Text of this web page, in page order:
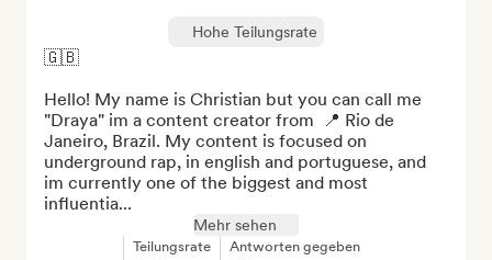
Hohe Teilungsrate
🇬🇧
Hello! My name is Christian but you can call me
"Draya" im a content creator from  📍 Rio de
Janeiro, Brazil. My content is focused on
underground rap, in english and portuguese, and
im currently one of the biggest and most
influentia...
Mehr sehen
Teilungsrate Antworten gegeben